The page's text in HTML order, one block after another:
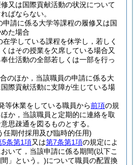
又は国際貢献活動の状況について
ばならない。
申請に係る大学等課程の履修又は国
た場合
在学している課程を休学し，若しく
はその授業を欠席している場合又
仕活動の全部若しくは一部を行っ
のほか，当該職員の申請に係る大
際貢献活動に支障が生じている場
等休業をしている職員から前項の規
か，当該職員と定期的に連絡を取
思疎通を図るものとする。
任期付採用及び臨時的任用)
5条第1項又は第7条第1項の規定によ
いて，当該申請に係る期間(以下こ
」という。)について職員の配置換